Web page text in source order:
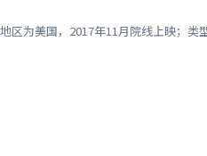
为美国，2017年11月院线上映；